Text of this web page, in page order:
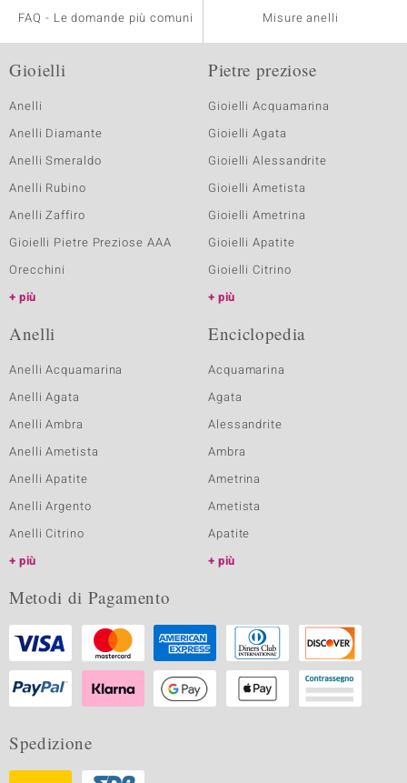
FAQ - Le domande più comuni
Misure anelli
Gioielli
Anelli
Anelli Diamante
Anelli Smeraldo
Anelli Rubino
Anelli Zaffiro
Gioielli Pietre Preziose AAA
Orecchini
più
Pietre preziose
Gioielli Acquamarina
Gioielli Agata
Gioielli Alessandrite
Gioielli Ametista
Gioielli Ametrina
Gioielli Apatite
Gioielli Citrino
più
Anelli
Anelli Acquamarina
Anelli Agata
Anelli Ambra
Anelli Ametista
Anelli Apatite
Anelli Argento
Anelli Citrino
più
Enciclopedia
Acquamarina
Agata
Alessandrite
Ambra
Ametrina
Ametista
Apatite
più
Metodi di Pagamento
Spedizione